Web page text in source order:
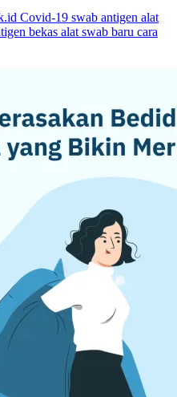
Covid-19 swab antigen alat
bekas alat swab baru cara